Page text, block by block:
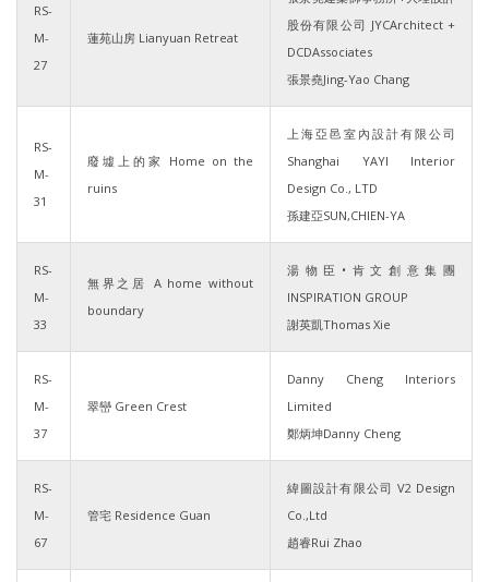
RS-
M-
27
蓮苑山房 Lianyuan Retreat
股份有限公司 JYCArchitect +
DCDAssociates
張景堯Jing-Yao Chang
RS-
M-
31
廢墟上的家 Home on the
ruins
上海亞邑室內設計有限公司
Shanghai YAYI Interior
Design Co., LTD
孫建亞SUN,CHIEN-YA
RS-
M-
33
無界之居 A home without
boundary
湯物臣•肯文創意集團
INSPIRATION GROUP
謝英凱Thomas Xie
RS-
M-
37
翠巒 Green Crest
Danny Cheng Interiors
Limited
鄭炳坤Danny Cheng
RS-
M-
67
管宅 Residence Guan
緯圖設計有限公司 V2 Design
Co.,Ltd
趙睿Rui Zhao